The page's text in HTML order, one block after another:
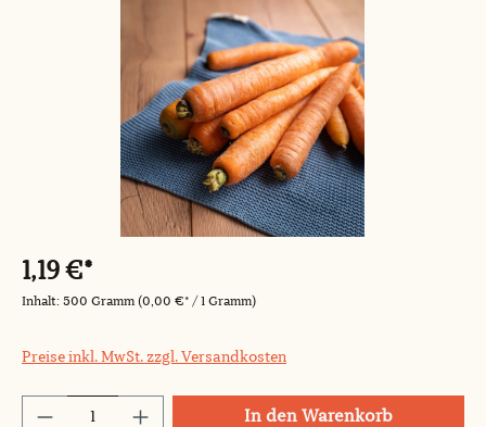
1,19 €*
Inhalt: 500 Gramm (0,00 €* / 1 Gramm)
Preise inkl. MwSt. zzgl. Versandkosten
Produkt Anzahl: Gib den gewünschten
In den Warenkorb